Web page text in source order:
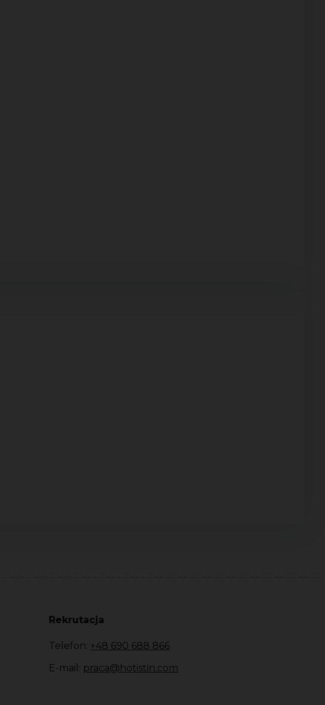
Rekrutacja
Telefon: +48 690 688 866
E-mail: praca@hotistin.com